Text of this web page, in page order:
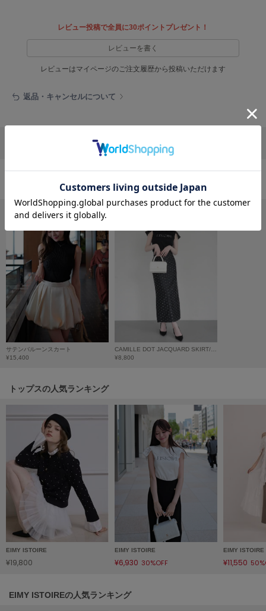
HUNTER
ハンター
HOKA ONEONE
ホカ オネオネ
KEEN
ル
le coq sportif
ルコックスポルティフ
LeSportsac
レスポートサック
LILY BROWN
リリーブラウンランジェリー
レビュー投稿で全員に30ポイントプレゼント！
レビューを書く
レビューはマイページのご注文履歴から投稿いただけます
返品・キャンセルについて
リポストする
サテンバルーンスカート
¥15,400
¥8,800
トップスの人気ランキング
EIMY ISTOIRE
¥19,800
EIMY ISTOIRE
¥6,930 30%OFF
EIMY ISTOIRE
¥11,550
EIMY ISTOIREの人気ランキング